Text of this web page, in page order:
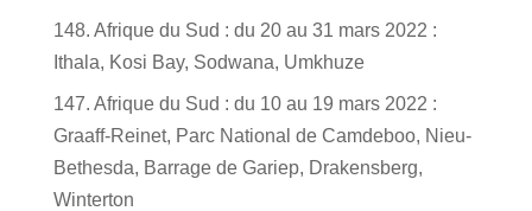
148. Afrique du Sud : du 20 au 31 mars 2022 :
Ithala, Kosi Bay, Sodwana, Umkhuze
147. Afrique du Sud : du 10 au 19 mars 2022 :
Graaff-Reinet, Parc National de Camdeboo, Nieu-
Bethesda, Barrage de Gariep, Drakensberg,
Winterton